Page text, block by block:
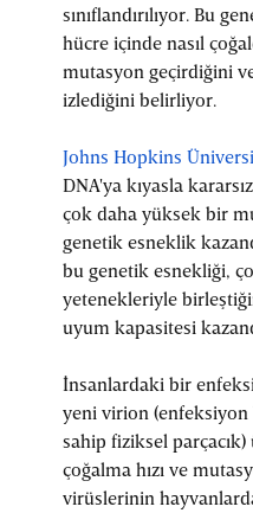
sınıflandırılıyor. Bu
hücre içinde nasıl
mutasyon geçirdiğini
izlediğini belirliyor.
Johns Hopkins
DNA'ya kıyasla
çok daha yüksek bir
genetik esneklik
bu genetik esnekliği,
yetenekleriyle
uyum kapasitesi
İnsanlardaki bir
yeni virion (enfeksiyon
sahip fiziksel
çoğalma hızı ve
virüslerinin